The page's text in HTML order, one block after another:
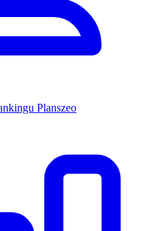
Planszeo